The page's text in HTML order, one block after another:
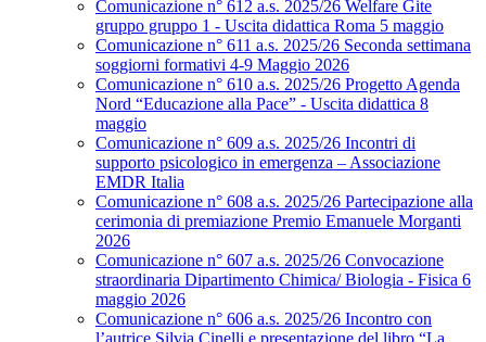
Comunicazione n° 612 a.s. 2025/26 Welfare Gite
gruppo gruppo 1 - Uscita didattica Roma 5 maggio
Comunicazione n° 611 a.s. 2025/26 Seconda settimana
soggiorni formativi 4-9 Maggio 2026
Comunicazione n° 610 a.s. 2025/26 Progetto Agenda
Nord “Educazione alla Pace” - Uscita didattica 8
maggio
Comunicazione n° 609 a.s. 2025/26 Incontri di
supporto psicologico in emergenza – Associazione
EMDR Italia
Comunicazione n° 608 a.s. 2025/26 Partecipazione alla
cerimonia di premiazione Premio Emanuele Morganti
2026
Comunicazione n° 607 a.s. 2025/26 Convocazione
straordinaria Dipartimento Chimica/ Biologia - Fisica 6
maggio 2026
Comunicazione n° 606 a.s. 2025/26 Incontro con